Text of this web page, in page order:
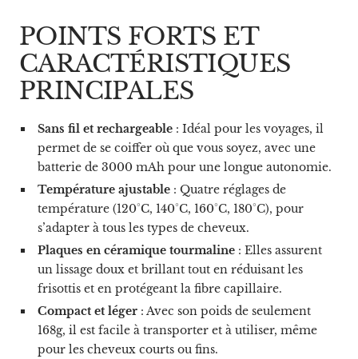
POINTS FORTS ET
CARACTÉRISTIQUES
PRINCIPALES
Sans fil et rechargeable: Idéal pour les voyages, il
permet de se coiffer où que vous soyez, avec une
batterie de 3000 mAh pour une longue autonomie.
Température ajustable: Quatre réglages de
température (120°C, 140°C, 160°C, 180°C), pour
s’adapter à tous les types de cheveux.
Plaques en céramique tourmaline: Elles assurent
un lissage doux et brillant tout en réduisant les
frisottis et en protégeant la fibre capillaire.
Compact et léger: Avec son poids de seulement
168g, il est facile à transporter et à utiliser, même
pour les cheveux courts ou fins.